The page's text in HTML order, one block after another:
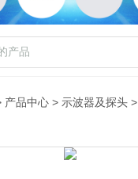
产品中心 > 示波器及探头 >